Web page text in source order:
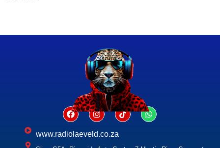
www.radiolaeveld.co.za